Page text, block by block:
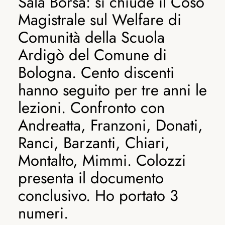
Magistrale sul Welfare di
Comunità della Scuola
Ardigò del Comune di
Bologna. Cento discenti
hanno seguito per tre anni le
lezioni. Confronto con
Andreatta, Franzoni, Donati,
Ranci, Barzanti, Chiari,
Montalto, Mimmi. Colozzi
presenta il documento
conclusivo. Ho portato 3
numeri.